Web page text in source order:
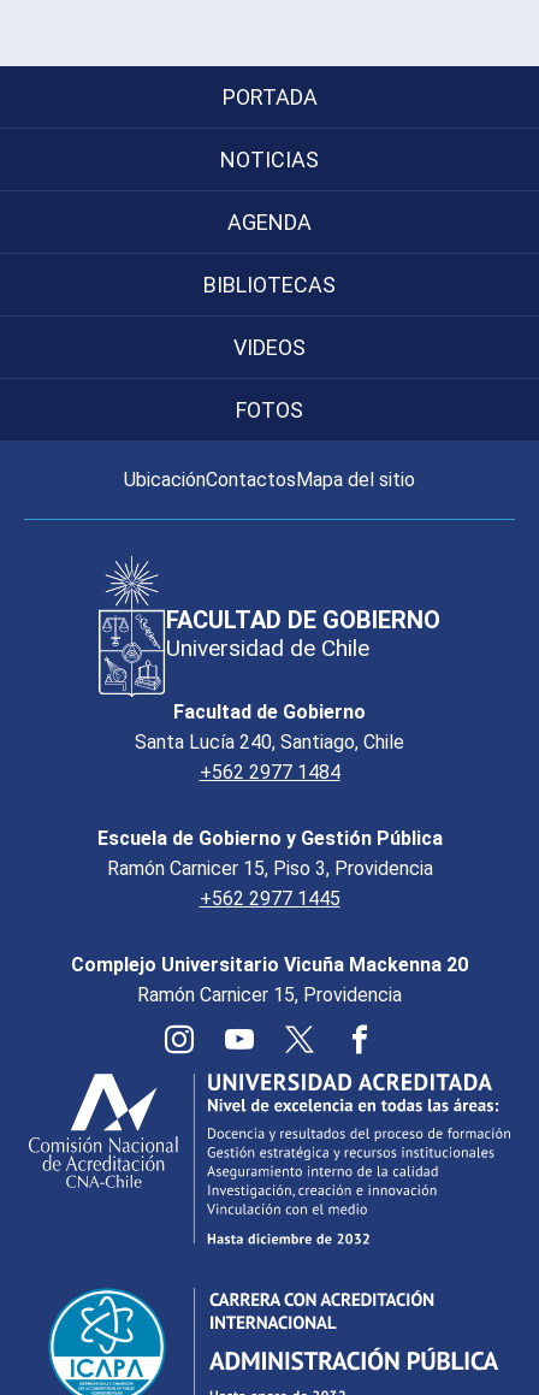
PORTADA
NOTICIAS
AGENDA
BIBLIOTECAS
VIDEOS
FOTOS
UbicaciónContactosMapa del sitio
FACULTAD DE GOBIERNO
Universidad de Chile
Facultad de Gobierno
Santa Lucía 240, Santiago, Chile
+562 2977 1484
Escuela de Gobierno y Gestión Pública
Ramón Carnicer 15, Piso 3, Providencia
+562 2977 1445
Complejo Universitario Vicuña Mackenna 20
Ramón Carnicer 15, Providencia